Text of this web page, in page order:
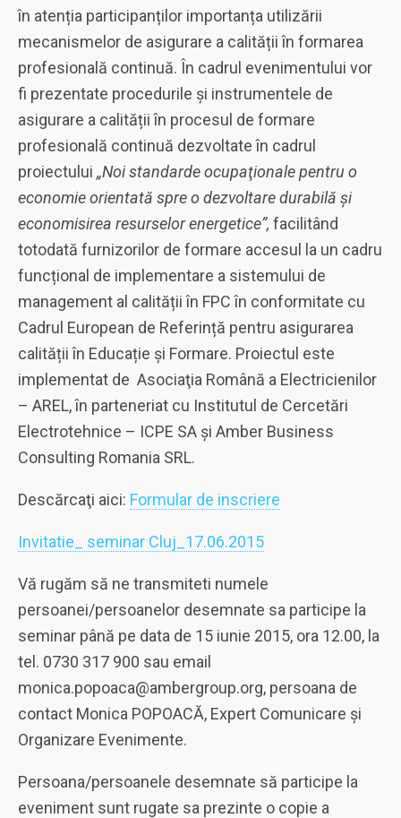
în atenția participanților importanța utilizării
mecanismelor de asigurare a calității în formarea
profesională continuă. În cadrul evenimentului vor
fi prezentate procedurile și instrumentele de
asigurare a calității în procesul de formare
profesională continuă dezvoltate în cadrul
proiectului „Noi standarde ocupaţionale pentru o
economie orientată spre o dezvoltare durabilă şi
economisirea resurselor energetice”, facilitând
totodată furnizorilor de formare accesul la un cadru
funcțional de implementare a sistemului de
management al calității în FPC în conformitate cu
Cadrul European de Referință pentru asigurarea
calității în Educație și Formare. Proiectul este
implementat de Asociaţia Română a Electricienilor
– AREL, în parteneriat cu Institutul de Cercetări
Electrotehnice – ICPE SA şi Amber Business
Consulting Romania SRL.
Descărcaţi aici: Formular de inscriere
Invitatie_ seminar Cluj_17.06.2015
Vă rugăm să ne transmiteti numele
persoanei/persoanelor desemnate sa participe la
seminar până pe data de 15 iunie 2015, ora 12.00, la
tel. 0730 317 900 sau email
monica.popoaca@ambergroup.org, persoana de
contact Monica POPOACĂ, Expert Comunicare și
Organizare Evenimente.
Persoana/persoanele desemnate să participe la
eveniment sunt rugate sa prezinte o copie a